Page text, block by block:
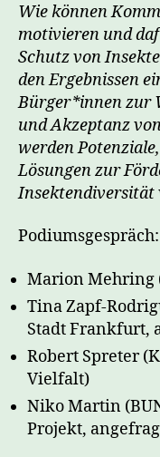
Wie können
motivieren und
Schutz von
den Ergebnissen
Bürger*innen zur
und Akzeptanz
werden
Lösungen zur
Insektendiversität
Podiumsgespräch:
Marion Mehring
Tina Zapf-
Stadt Frankfurt,
Robert Spreter
Vielfalt)
Niko Martin
Projekt,